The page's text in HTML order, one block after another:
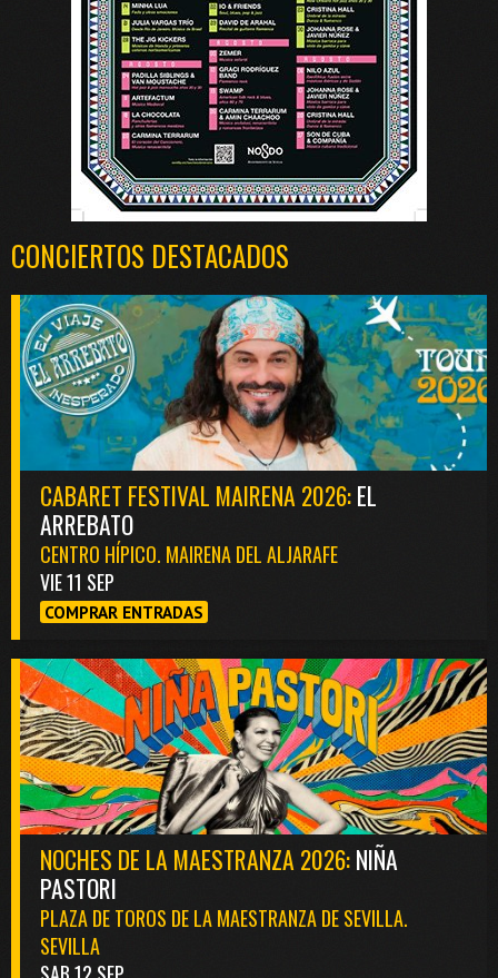
CONCIERTOS DESTACADOS
CABARET FESTIVAL MAIRENA 2026:EL
ARREBATO
CENTRO HÍPICO. MAIRENA DEL ALJARAFE
VIE 11 SEP
COMPRAR ENTRADAS
NOCHES DE LA MAESTRANZA 2026:NIÑA
PASTORI
PLAZA DE TOROS DE LA MAESTRANZA DE SEVILLA.
SEVILLA